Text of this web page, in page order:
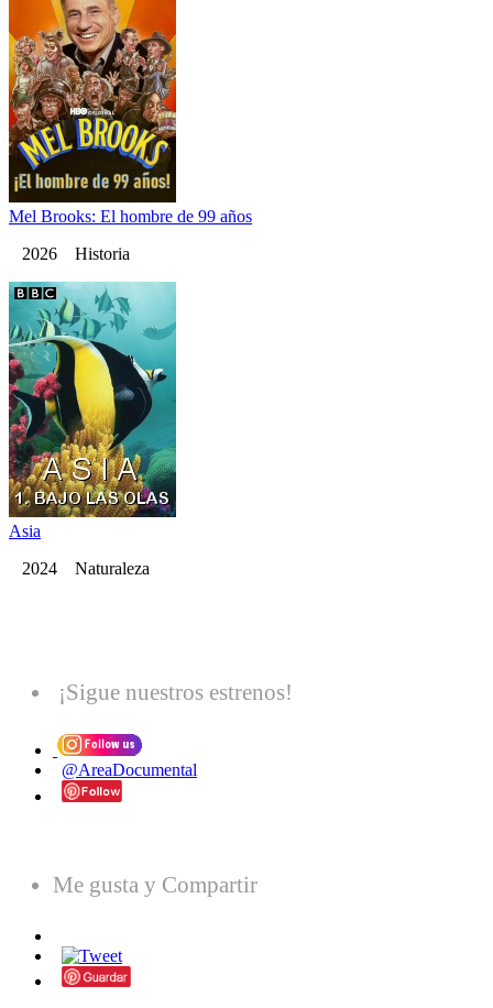
Mel Brooks: El hombre de 99 años
2026 Historia
Asia
2024 Naturaleza
¡Sigue nuestros estrenos!
@AreaDocumental
Me gusta y Compartir